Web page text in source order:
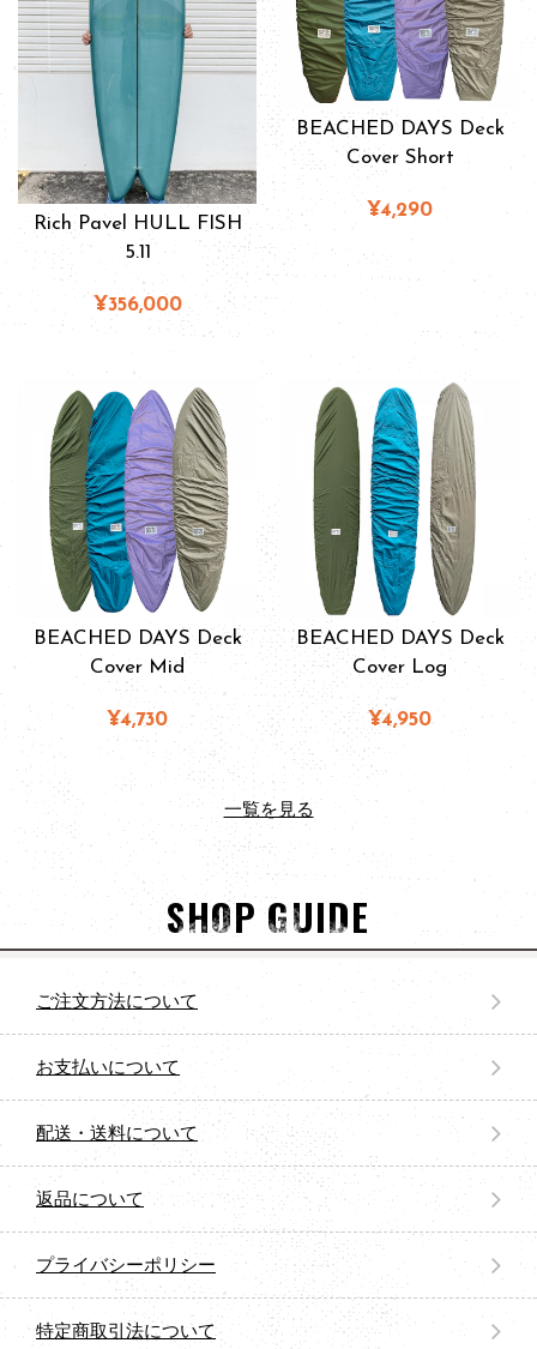
Rich Pavel HULL FISH
5.11
¥356,000
BEACHED DAYS Deck
Cover Short
¥4,290
BEACHED DAYS Deck
Cover Mid
¥4,730
BEACHED DAYS Deck
Cover Log
¥4,950
一覧を見る
SHOP GUIDE
ご注文方法について
お支払いについて
配送・送料について
返品について
プライバシーポリシー
特定商取引法について